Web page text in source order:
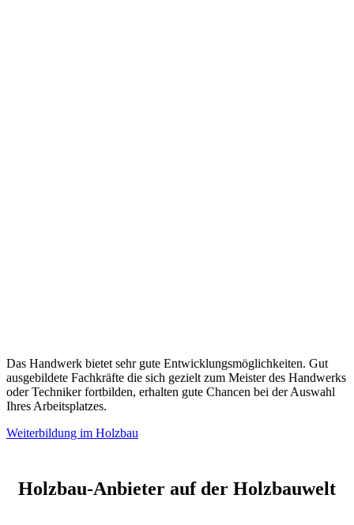
Das Handwerk bietet sehr gute Entwicklungsmöglichkeiten. Gut
ausgebildete Fachkräfte die sich gezielt zum Meister des Handwerks
oder Techniker fortbilden, erhalten gute Chancen bei der Auswahl
Ihres Arbeitsplatzes.
Weiterbildung im Holzbau
Holzbau-Anbieter auf der Holzbauwelt